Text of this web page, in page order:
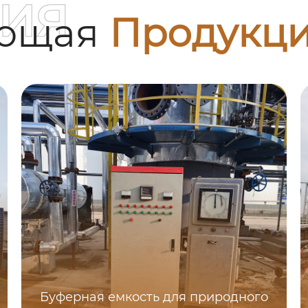
Буферная емкость для природного